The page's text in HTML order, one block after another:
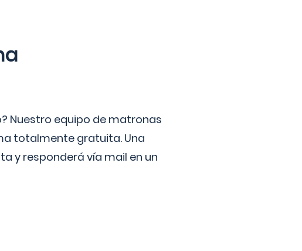
Nuestro equipo de matronas
totalmente gratuita. Una
y responderá vía mail en un